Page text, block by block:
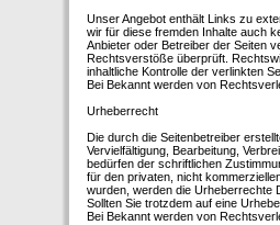
Unser Angebot enthält Links zu
wir für diese fremden Inhalte auch
Anbieter oder Betreiber der Seiten
Rechtsverstöße überprüft.
inhaltliche Kontrolle der verlinkten
Bei Bekannt werden von
Urheberrecht
Die durch die Seitenbetreiber
Vervielfältigung, Bearbeitung,
bedürfen der schriftlichen
für den privaten, nicht
wurden, werden die Urheberrechte
Sollten Sie trotzdem auf eine
Bei Bekannt werden von